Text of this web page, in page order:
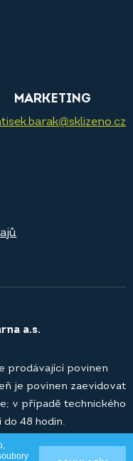
MARKETING
a.s.
prodávající povinen
je povinen zaevidovat
v případě technického
48 hodin.